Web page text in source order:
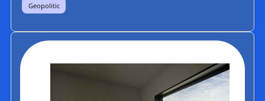
Geopolitic